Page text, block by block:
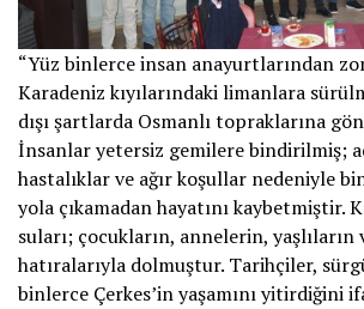
“Yüz binlerce insan anayurtlarından
Karadeniz kıyılarındaki limanlara
dışı şartlarda Osmanlı topraklarına
İnsanlar yetersiz gemilere bindirilmiş;
hastalıklar ve ağır koşullar nedeniyle
yola çıkamadan hayatını kaybetmiştir.
suları; çocukların, annelerin, yaşlıların
hatıralarıyla dolmuştur. Tarihçiler,
binlerce Çerkes’in yaşamını yitirdiğini